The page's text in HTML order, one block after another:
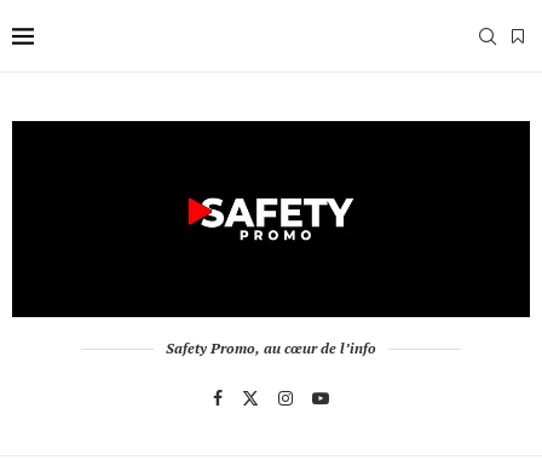
Safety Promo, au cœur de l’info